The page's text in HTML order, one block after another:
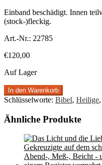
Einband beschädigt. Innen
(stock-)fleckig.
Art.-Nr.: 22785
€120,00
Auf Lager
In den Warenkorb
Schlüsselworte: Bibel, Heilige,
Ähnliche Produkte